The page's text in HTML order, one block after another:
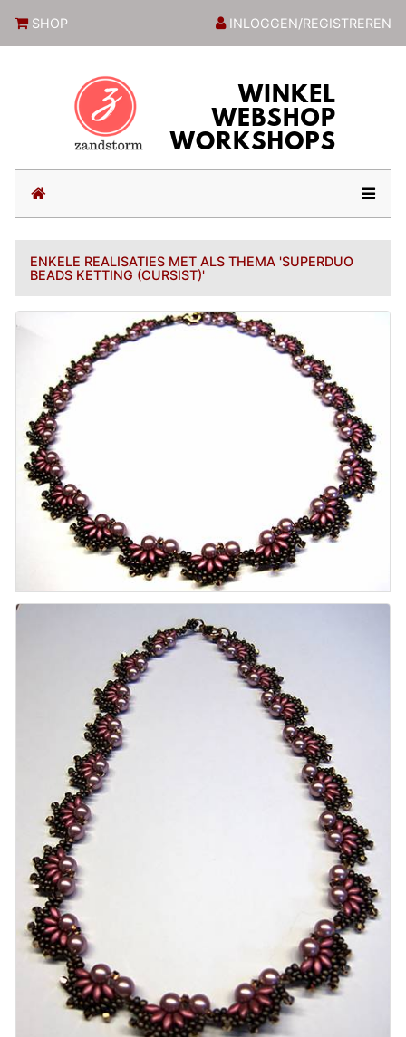
SHOP INLOGGEN/REGISTREREN
(current)
ENKELE REALISATIES MET ALS THEMA 'SUPERDUO
BEADS KETTING (CURSIST)'